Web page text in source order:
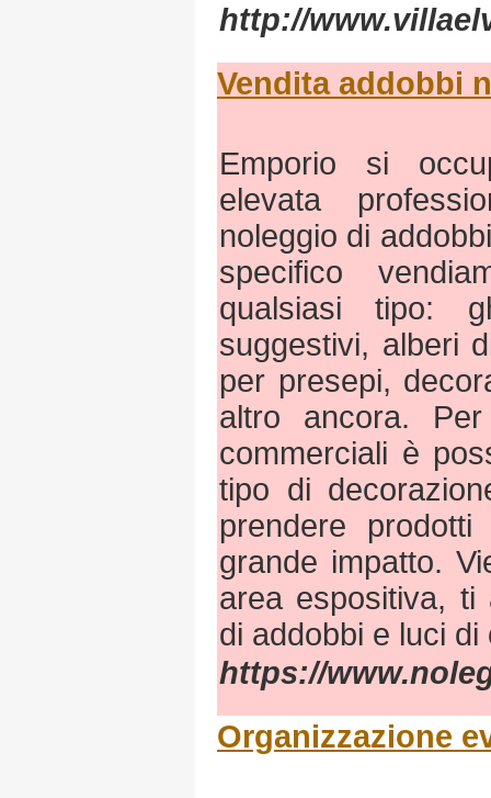
http://
Vendita addobbi
Emporio si
elevata
noleggio di
specifico
qualsiasi tipo:
suggestivi, alberi
per presepi,
altro ancora.
commerciali è
tipo di
prendere
grande impatto.
area espositiva, ti
di addobbi e luci di
https://
Organizzazione